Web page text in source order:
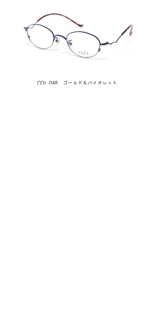
COL.048 ゴールド＆バイオレット